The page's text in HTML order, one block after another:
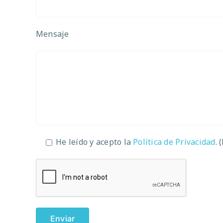
Mensaje
He leído y acepto la Política de Privacidad.